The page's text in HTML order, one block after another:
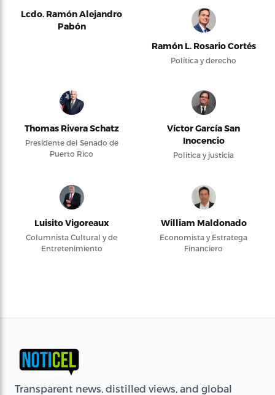
Lcdo. Ramón Alejandro
Pabón
Ramón L. Rosario Cortés
Política y derecho
Thomas Rivera Schatz
Presidente del Senado de
Puerto Rico
Víctor García San
Inocencio
Política y justicia
Luisito Vigoreaux
Columnista Cultural y de
Entretenimiento
William Maldonado
Economista y Estratega
Financiero
Transparent news, distilled views, and global